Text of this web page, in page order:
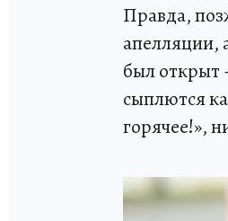
Правда,
апелляции,
был открыт
сыплются
горячее!»,